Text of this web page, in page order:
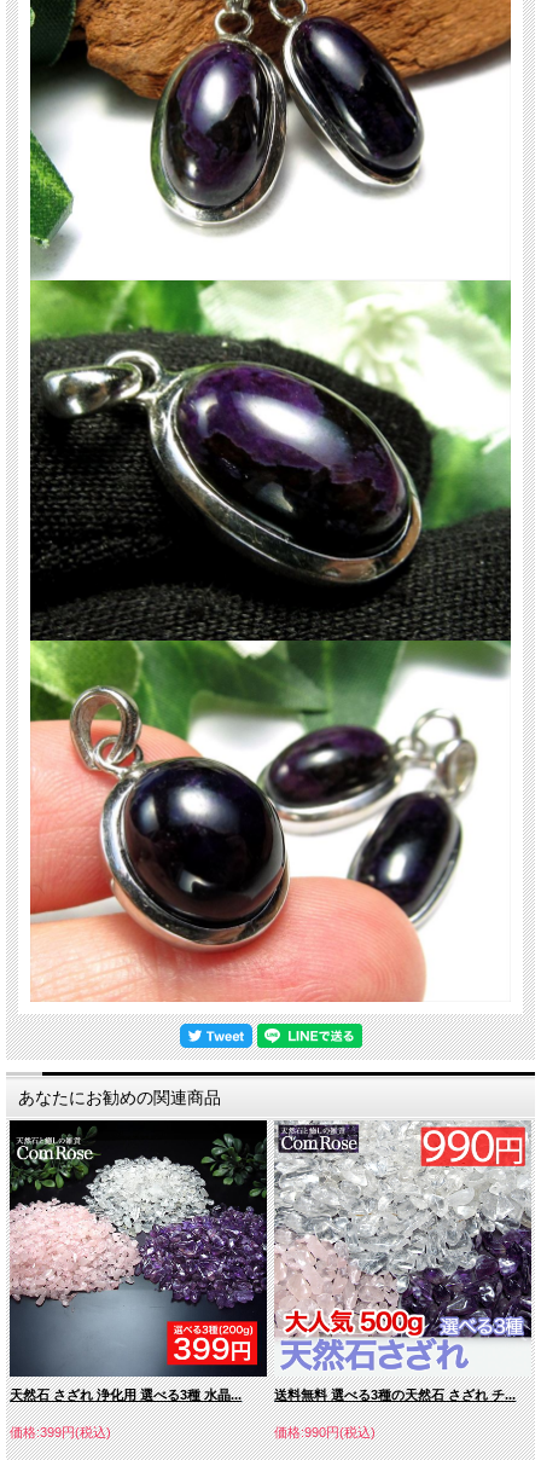
プレイ環境によって表示される色みに差が出る場合があります。 ご了承くださ
い。
天然石ですので多少の傷、クラックはあります。宜しくお願い致します。
最後にあなたに幸福が訪れますように(*^_^*)
関連キーワード
天然石 パワーストーン 海外直輸入 バイヤー厳選 プレゼント ギフト メンズ レデ
ィース 卸し 卸価格 実店舗 ハンドメイド サイズ直し コムローズ comrose
あなたにお勧めの関連商品
天然石 さざれ 浄化用 選べる3種 水晶...
価格:399円(税込)
送料無料 選べる3種の天然石 さざれ チ...
価格:990円(税込)